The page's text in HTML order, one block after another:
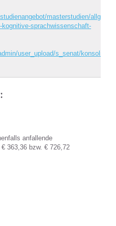
masterstudien/
sprachwissenschaft-
user_upload/s_senat/
anfallende
363,36 bzw. € 726,72